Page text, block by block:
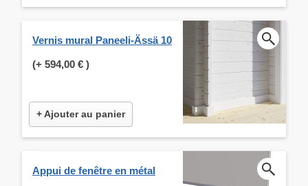
Vernis mural Paneeli-Ässä 10
(+ 594,00 € )
+ Ajouter au panier
Appui de fenêtre en métal